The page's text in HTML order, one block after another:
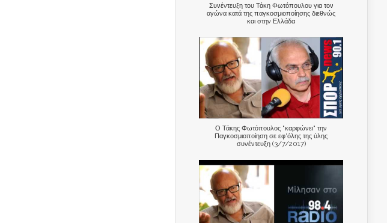
Συνέντευξη του Τάκη Φωτόπουλου για τον
αγώνα κατά της παγκοσμιοποίησης διεθνώς
και στην Ελλάδα
Ο Τάκης Φωτόπουλος "καρφώνει" την
Παγκοσμιοποίηση σε εφ'όλης της ύλης
συνέντευξη (3/7/2017)